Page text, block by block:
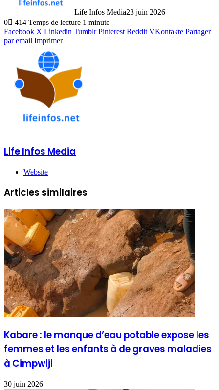
Life Infos Media23 juin 2026
0
414 Temps de lecture 1 minute
Facebook X Linkedin Tumblr Pinterest Reddit VKontakte Partager
par email Imprimer
Life Infos Media
Website
Articles similaires
Kabare : le manque d’eau potable expose les
femmes et les enfants à de graves maladies
à Cimpwiji
30 juin 2026